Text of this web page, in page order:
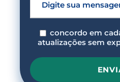
concordo em
atualizações sem